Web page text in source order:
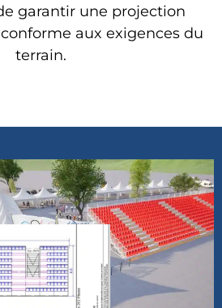
garantir une projection
aux exigences du
terrain.